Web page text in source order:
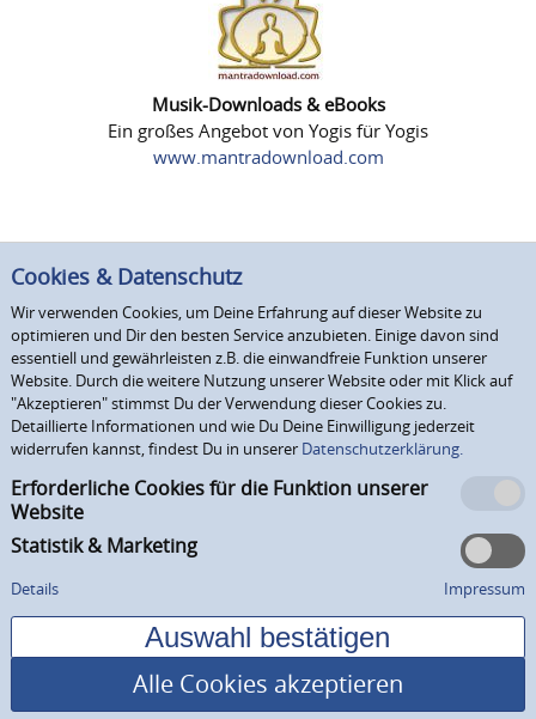
Musik-Downloads & eBooks
Ein großes Angebot von Yogis für Yogis
www.mantradownload.com
Cookies & Datenschutz
Wir verwenden Cookies, um Deine Erfahrung auf dieser Website zu
optimieren und Dir den besten Service anzubieten. Einige davon sind
essentiell und gewährleisten z.B. die einwandfreie Funktion unserer
Website. Durch die weitere Nutzung unserer Website oder mit Klick auf
"Akzeptieren" stimmst Du der Verwendung dieser Cookies zu.
Detaillierte Informationen und wie Du Deine Einwilligung jederzeit
widerrufen kannst, findest Du in unserer Datenschutzerklärung.
Erforderliche Cookies für die Funktion unserer
Website
Statistik & Marketing
Details Impressum
Alle Cookies akzeptieren